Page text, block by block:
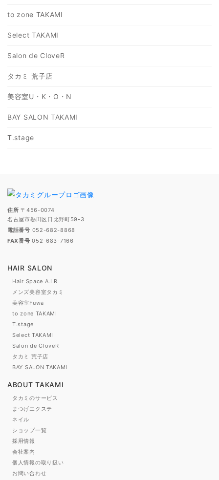
to zone TAKAMI
Select TAKAMI
Salon de CloveR
タカミ 荒子店
美容室U・K・O・N
BAY SALON TAKAMI
T.stage
住所 〒456-0074
名古屋市熱田区日比野町59-3
電話番号 052-682-8868
FAX番号 052-683-7166
HAIR SALON
Hair Space A.I.R
メンズ美容室タカミ
美容室Fuwa
to zone TAKAMI
T.stage
Select TAKAMI
Salon de CloveR
タカミ 荒子店
BAY SALON TAKAMI
ABOUT TAKAMI
タカミのサービス
まつげエクステ
ネイル
ショップ一覧
採用情報
会社案内
個人情報の取り扱い
お問い合わせ